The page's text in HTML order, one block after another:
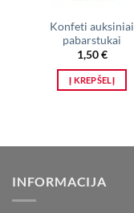
Konfeti auksiniai
pabarstukai
1,50€
Į KREPŠELĮ
INFORMACIJA